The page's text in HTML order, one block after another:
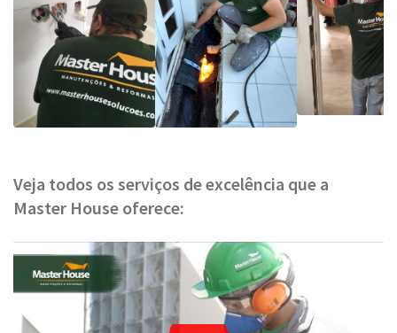
Veja todos os serviços de excelência que a
Master House oferece: